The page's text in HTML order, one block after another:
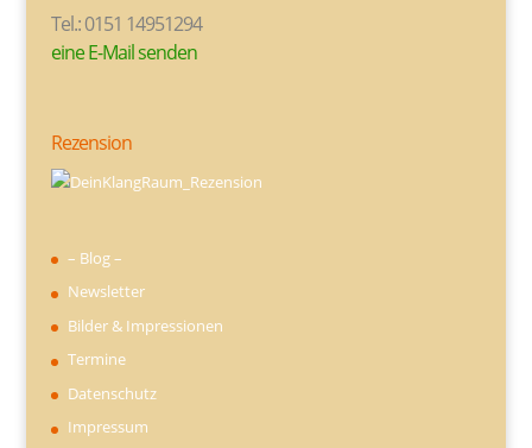
Tel.: 0151 14951294
eine E-Mail senden
Rezension
– Blog –
Newsletter
Bilder & Impressionen
Termine
Datenschutz
Impressum